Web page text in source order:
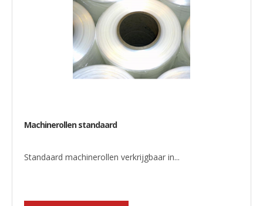
Machinerollen standaard
Standaard machinerollen verkrijgbaar in...